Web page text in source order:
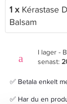
1 x Kérastase
Balsam
I lager -
senast:
✅ Betala enkelt
✅ Har du en